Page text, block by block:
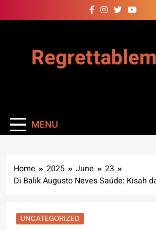
to
MENU
Home 2025 June
23
Di Balik Augusto Neves Saúde: Kisah
UNCATEGORIZED